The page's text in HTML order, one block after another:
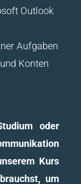
Outlook
Aufgaben
Konten
oder
Kurs
um